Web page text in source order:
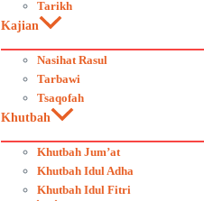
Tarikh
Kajian
Nasihat Rasul
Tarbawi
Tsaqofah
Khutbah
Khutbah Jum’at
Khutbah Idul Adha
Khutbah Idul Fitri